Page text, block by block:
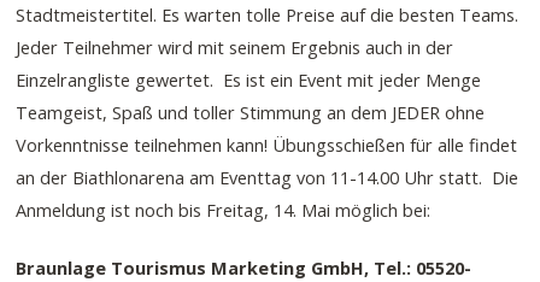
Stadtmeistertitel. Es warten tolle Preise auf die besten Teams.
Jeder Teilnehmer wird mit seinem Ergebnis auch in der
Einzelrangliste gewertet. Es ist ein Event mit jeder Menge
Teamgeist, Spaß und toller Stimmung an dem JEDER ohne
Vorkenntnisse teilnehmen kann! Übungsschießen für alle findet
an der Biathlonarena am Eventtag von 11-14.00 Uhr statt. Die
Anmeldung ist noch bis Freitag, 14. Mai möglich bei:
Braunlage Tourismus Marketing GmbH, Tel.: 05520-